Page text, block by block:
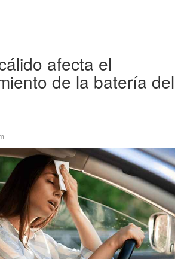
afecta el
de la batería del